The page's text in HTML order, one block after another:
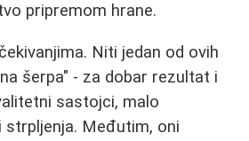
pripremom hrane.
Niti jedan od ovih
šerpa" - za dobar rezultat i
sastojci, malo
strpljenja. Međutim, oni